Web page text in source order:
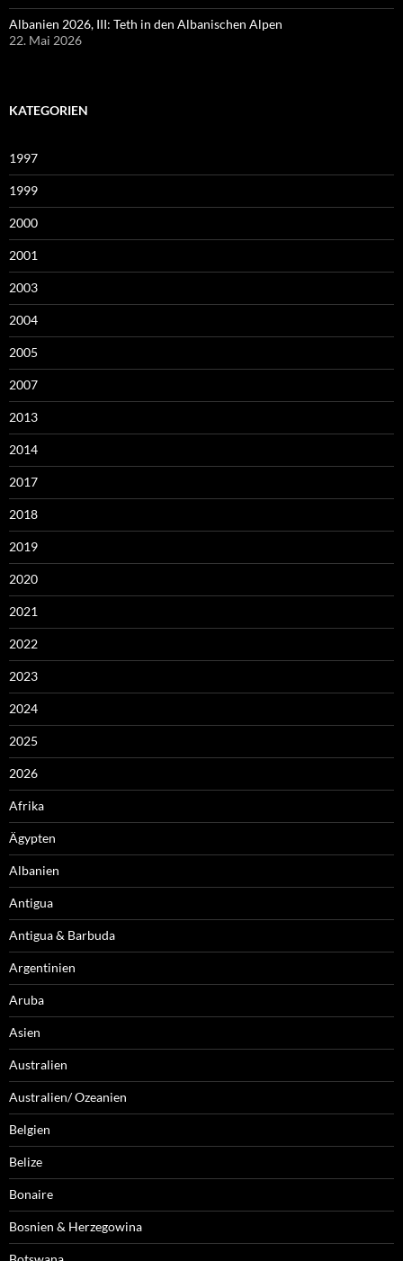
Albanien 2026, III: Teth in den Albanischen Alpen
22. Mai 2026
KATEGORIEN
1997
1999
2000
2001
2003
2004
2005
2007
2013
2014
2017
2018
2019
2020
2021
2022
2023
2024
2025
2026
Afrika
Ägypten
Albanien
Antigua
Antigua & Barbuda
Argentinien
Aruba
Asien
Australien
Australien/ Ozeanien
Belgien
Belize
Bonaire
Bosnien & Herzegowina